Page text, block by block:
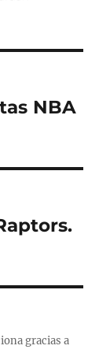
NBA
gracias a